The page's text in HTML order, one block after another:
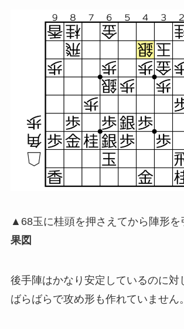
▲68玉に桂頭を押さえてから陣形を
果図
後手陣はかなり安定しているのに対
ばらばらで攻め形も作れていません。